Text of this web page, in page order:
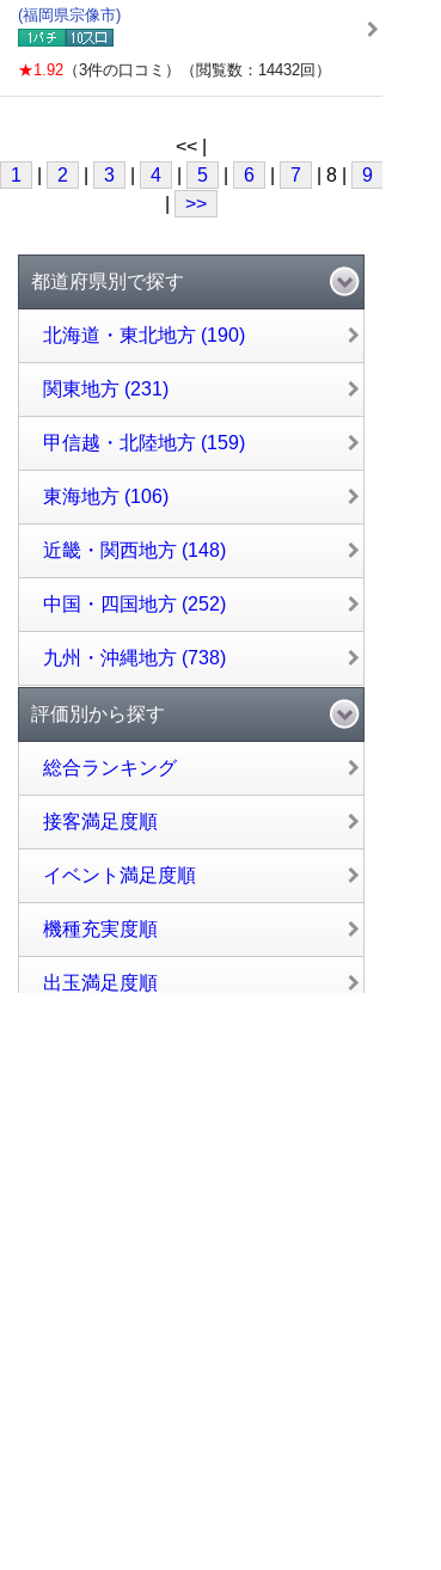
(福岡県宗像市)
★1.92 （3件の口コミ）（閲覧数：14432回）
<< |
1
2 3 4 5 6 7 | 8 | 9
>>
都道府県別で探す
北海道・東北地方 (190)
関東地方 (231)
甲信越・北陸地方 (159)
東海地方 (106)
近畿・関西地方 (148)
中国・四国地方 (252)
九州・沖縄地方 (738)
評価別から探す
総合ランキング
接客満足度順
イベント満足度順
機種充実度順
出玉満足度順